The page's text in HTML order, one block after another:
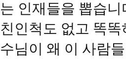
는 인재들을 뽑습
친인척도 없고 똑
수님이 왜 이 사람